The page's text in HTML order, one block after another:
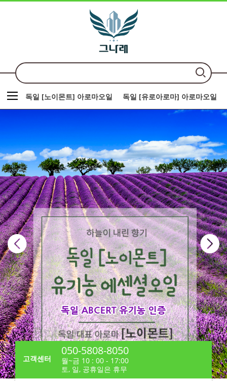
독일 [노이몬트] 아로마오일 독일 [유로아로마] 아로마오일
고객센터
050-5808-8050
월~금 10 : 00 - 17:00
토, 일, 공휴일은 휴무